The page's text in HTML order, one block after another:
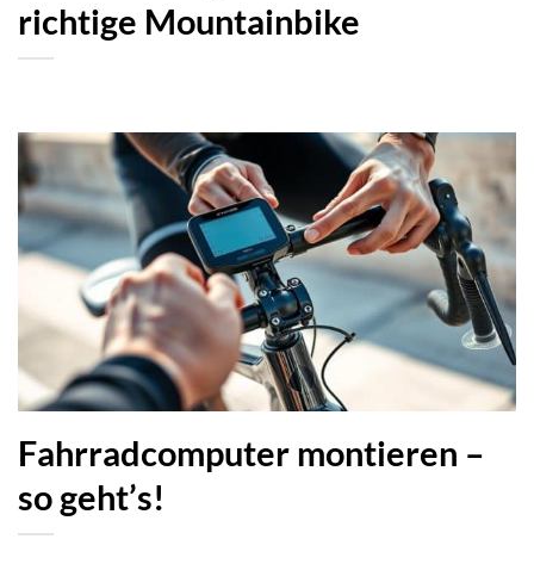
richtige Mountainbike
Fahrradcomputer montieren –
so geht’s!